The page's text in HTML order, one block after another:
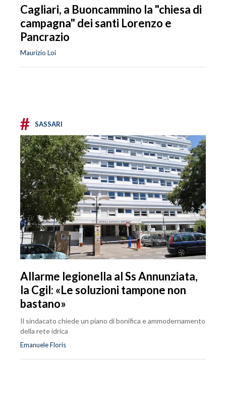
Cagliari, a Buoncammino la "chiesa di
campagna" dei santi Lorenzo e
Pancrazio
Maurizio Loi
# SASSARI
Allarme legionella al Ss Annunziata,
la Cgil: «Le soluzioni tampone non
bastano»
Il sindacato chiede un piano di bonifica e ammodernamento
della rete idrica
Emanuele Floris